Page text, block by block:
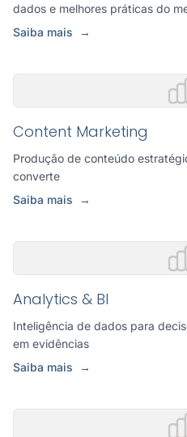
dados e melhores práticas do
Saiba mais
→
Content Marketing
Produção de conteúdo
converte
Saiba mais
→
Analytics & BI
Inteligência de dados para
em evidências
Saiba mais
→